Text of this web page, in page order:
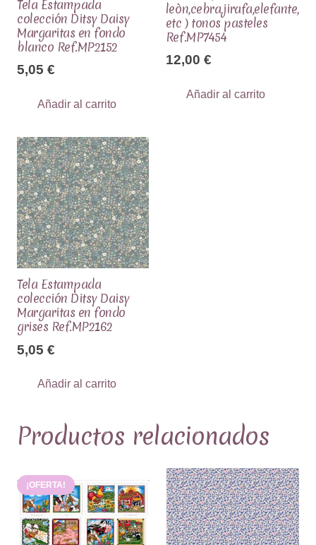
Tela Estampada
colección Ditsy Daisy
Margaritas en fondo
blanco Ref.MP2152
5,05 €
Añadir al carrito
leòn,cebra,jirafa,elefante,
etc ) tonos pasteles
Ref.MP7454
12,00 €
Añadir al carrito
Tela Estampada
colección Ditsy Daisy
Margaritas en fondo
grises Ref.MP2162
5,05 €
Añadir al carrito
Productos relacionados
¡OFERTA!